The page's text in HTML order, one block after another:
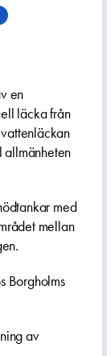
en
läcka från
allmänheten
med
mellan
Borgholms
av